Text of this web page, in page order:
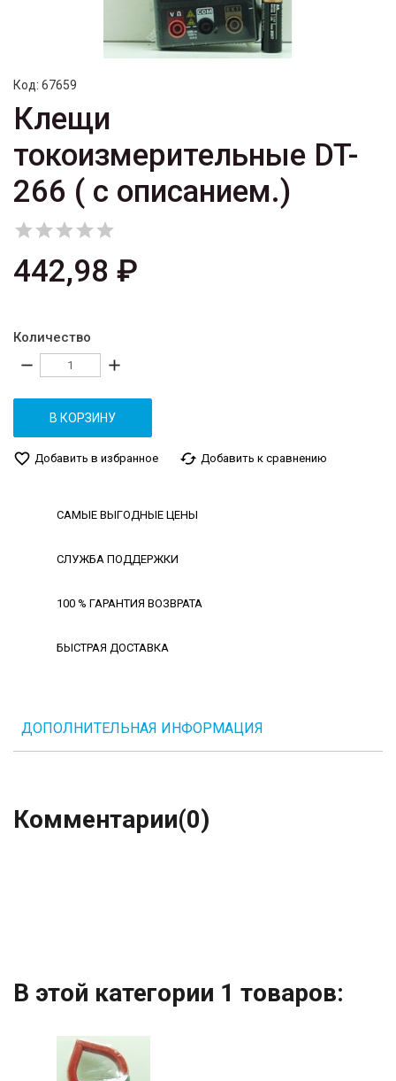
Код: 67659
Клещи
токоизмерительные DT-
266 ( с описанием.)

442,98 ₽
Количество
remove add
В КОРЗИНУ
favorite_border Добавить в избранное cached Добавить к сравнению
САМЫЕ ВЫГОДНЫЕ ЦЕНЫ
СЛУЖБА ПОДДЕРЖКИ
100 % ГАРАНТИЯ ВОЗВРАТА
БЫСТРАЯ ДОСТАВКА
ДОПОЛНИТЕЛЬНАЯ ИНФОРМАЦИЯ
Комментарии(0)
В этой категории 1 товаров: